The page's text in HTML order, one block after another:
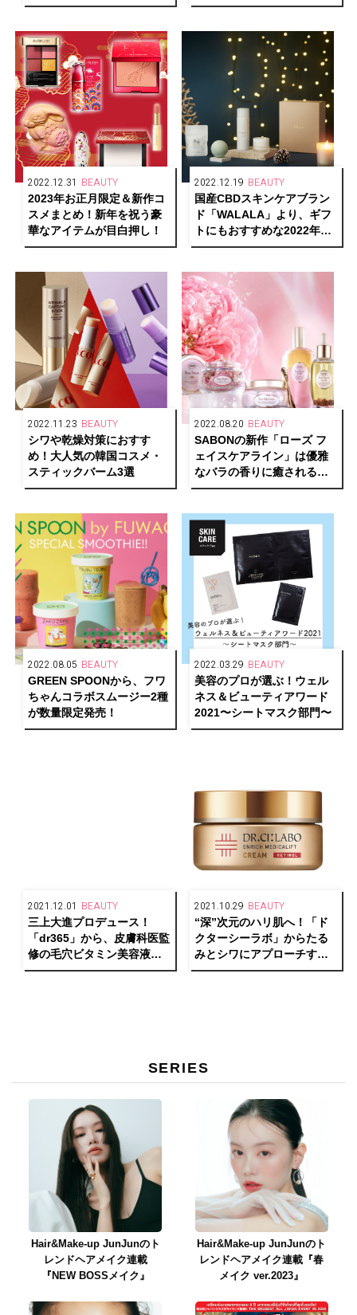
顔料で世界トップシェアの
ぎパッケージも！
2022.12.31 BEAUTY
2023年お正月限定＆新作コ
スメまとめ！新年を祝う豪
華なアイテムが目白押し！
2022.12.19 BEAUTY
国産CBDスキンケアブラン
ド「WALALA」より、ギフ
トにもおすすめな2022年ホ
リデーコフレが数量限定で
2022.11.23 BEAUTY
シワや乾燥対策におすす
め！大人気の韓国コスメ・
スティックバーム3選
2022.08.20 BEAUTY
SABONの新作「ローズ フ
ェイスケアライン」は優雅
なバラの香りに癒されるラ
グジュアリーなスキンケア
2022.08.05 BEAUTY
GREEN SPOONから、フワ
ちゃんコラボスムージー2種
が数量限定発売！
2022.03.29 BEAUTY
美容のプロが選ぶ！ウェル
ネス＆ビューティアワード
2021〜シートマスク部門〜
2021.12.01 BEAUTY
三上大進プロデュース！
「dr365」から、皮膚科医監
修の毛穴ビタミン美容液が
新登場。
2021.10.29 BEAUTY
“深”次元のハリ肌へ！「ド
クターシーラボ」からたる
みとシワにアプローチする
美容皮膚科学発想のクリー
SERIES
Hair&Make-up JunJunのト
レンドヘアメイク連載
『NEW BOSSメイク』
Hair&Make-up JunJunのト
レンドヘアメイク連載『春
メイク ver.2023』